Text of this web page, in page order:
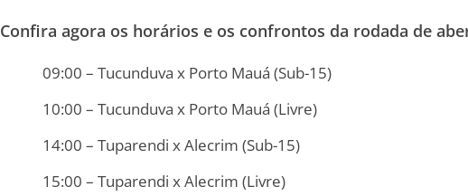
Confira agora os horários e os confrontos da rodada de
09:00 – Tucunduva x Porto Mauá (Sub-15)
10:00 – Tucunduva x Porto Mauá (Livre)
14:00 – Tuparendi x Alecrim (Sub-15)
15:00 – Tuparendi x Alecrim (Livre)